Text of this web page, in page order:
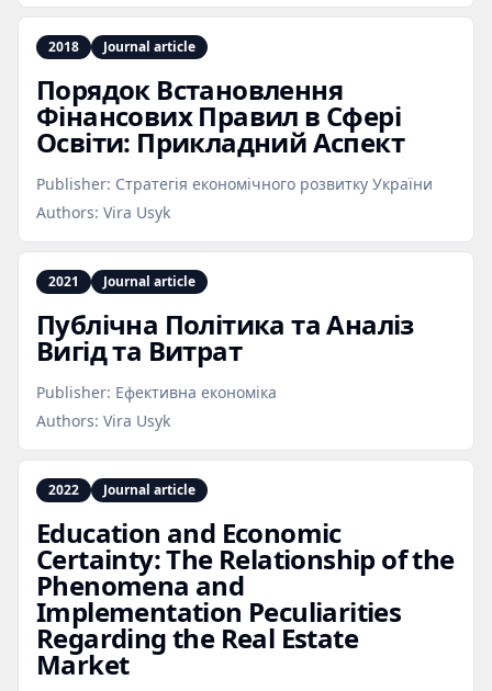
2018 Journal article
Порядок Встановлення
Фінансових Правил в Сфері
Освіти: Прикладний Аспект
Publisher: Стратегія економічного розвитку України
Authors: Vira Usyk
2021 Journal article
Публічна Політика та Аналіз
Вигід та Витрат
Publisher: Ефективна економіка
Authors: Vira Usyk
2022 Journal article
Education and Economic
Certainty: The Relationship of the
Phenomena and
Implementation Peculiarities
Regarding the Real Estate
Market